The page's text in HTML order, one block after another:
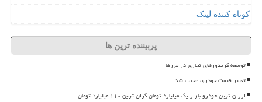
کوتاه کننده لینک
پربیننده ترین ها
توسعه کریدورهای تجاری در مرزها
تغییر قیمت خودرو، عجیب شد
ارزان ترین خودرو بازار یک میلیارد تومان گران ترین ۱۱۰ میلیارد تومان